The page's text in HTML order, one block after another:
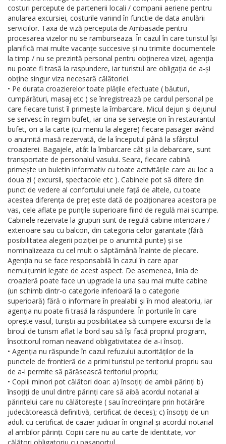
costuri percepute de partenerii locali / companii aeriene pentru
anularea excursiei, costurile variind în functie de data anulării
serviciilor. Taxa de viză perceputa de Ambasade pentru
procesarea vizelor nu se ramburseaza. În cazul în care turistul își
planifică mai multe vacanțe succesive și nu trimite documentele
la timp / nu se prezintă personal pentru obținerea vizei, agenția
nu poate fi trasă la raspundere, iar turistul are obligația de a-și
obține singur viza necesară călătoriei.
• Pe durata croazierelor toate plățile efectuate ( băuturi,
cumpărături, masaj etc ) se înregistrează pe cardul personal pe
care fiecare turist îl primește la îmbarcare. Micul dejun și dejunul
se servesc în regim bufet, iar cina se servește ori în restaurantul
bufet, ori a la carte (cu meniu la alegere) fiecare pasager având
o anumită masă rezervată, de la începutul până la sfârșitul
croazierei. Bagajele, atât la îmbarcare cât și la debarcare, sunt
transportate de personalul vasului. Seara, fiecare cabină
primește un buletin informativ cu toate activitățile care au loc a
doua zi ( excursii, spectacole etc ). Cabinele pot să difere din
punct de vedere al confortului unele față de altele, cu toate
acestea diferența de preț este dată de poziționarea acestora pe
vas, cele aflate pe punțile superioare fiind de regulă mai scumpe.
Cabinele rezervate la grupuri sunt de regulă cabine interioare /
exterioare sau cu balcon, din categoria celor garantate (fără
posibilitatea alegerii poziției pe o anumită punte) și se
nominalizeaza cu cel mult o săptămână înainte de plecare.
Agenția nu se face responsabilă în cazul în care apar
nemulțumiri legate de acest aspect. De asemenea, linia de
croazieră poate face un upgrade la una sau mai multe cabine
(un schimb dintr-o categorie inferioară la o categorie
superioară) fără o informare în prealabil și în mod aleatoriu, iar
agenția nu poate fi trasă la răspundere. În porturile în care
oprește vasul, turiștii au posibilitatea să cumpere excursii de la
biroul de turism aflat la bord sau să își facă propriul program,
însotitorul roman neavand obligativitatea de a-i însoți.
• Agenția nu răspunde în cazul refuzului autorităților de la
punctele de frontieră de a primi turistul pe teritoriul propriu sau
de a-i permite să părăsească teritoriul propriu;
• Copiii minori pot călători doar: a) însoțiți de ambii părinți b)
însoțiți de unul dintre părinți care să aibă acordul notarial al
părintelui care nu călătorește ( sau încredințare prin hotărâre
judecătorească definitivă, certificat de deces); c) însoțiți de un
adult cu certificat de cazier judiciar în original și acordul notarial
al ambilor părinți. Copiii care nu au carte de identitate, vor